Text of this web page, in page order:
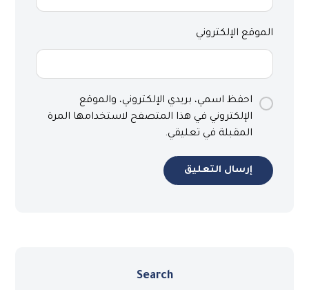
الموقع الإلكتروني
احفظ اسمي، بريدي الإلكتروني، والموقع
الإلكتروني في هذا المتصفح لاستخدامها المرة
المقبلة في تعليقي.
إرسال التعليق
Search